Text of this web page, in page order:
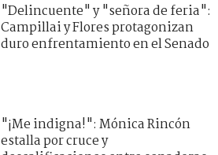
"Delincuente" y "señora de feria":
Campillai y Flores protagonizan
duro enfrentamiento en el Senado
"¡Me indigna!": Mónica Rincón
estalla por cruce y